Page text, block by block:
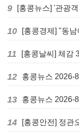
9
10
11
12 홍콩뉴스 2026-
13 홍콩뉴스 2026-
14